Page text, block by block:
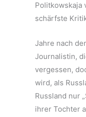
Politkowskaja
schärfste
Jahre nach
Journalistin,
vergessen,
wird, als
Russland nur
ihrer Tochter